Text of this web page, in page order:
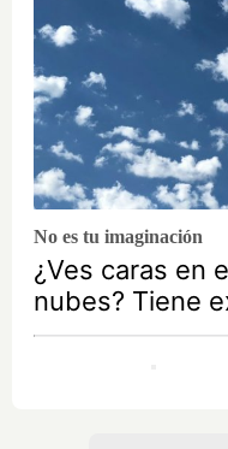
No es tu imaginación
¿Ves caras en
nubes? Tiene